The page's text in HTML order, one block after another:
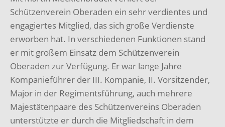
Schützenverein Oberaden ein sehr verdientes und
engagiertes Mitglied, das sich große Verdienste
erworben hat. In verschiedenen Funktionen stand
er mit großem Einsatz dem Schützenverein
Oberaden zur Verfügung. Er war lange Jahre
Kompanieführer der III. Kompanie, II. Vorsitzender,
Major in der Regimentsführung, auch mehrere
Majestätenpaare des Schützenvereins Oberaden
unterstützte er durch die Mitgliedschaft in dem